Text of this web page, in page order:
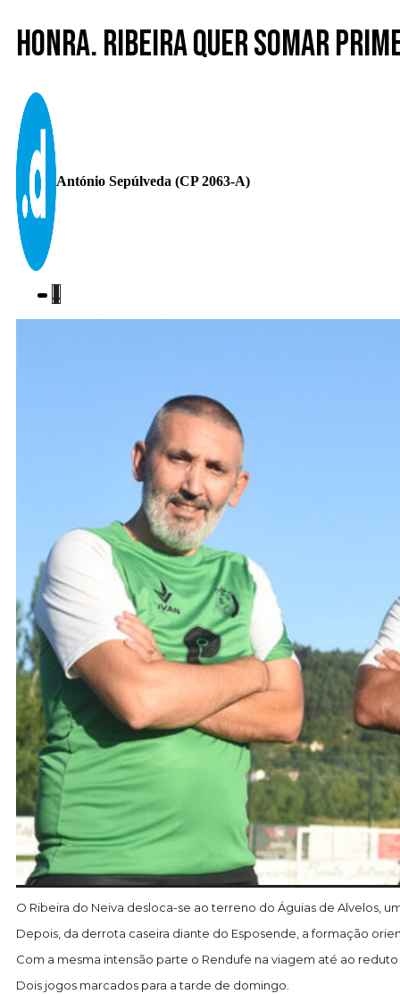
Honra. Ribeira quer somar
António Sepúlveda (CP 2063-A)
O Ribeira do Neiva desloca-se ao terreno do Águias de Alvelos,
Depois, da derrota caseira diante do Esposende, a formação
Com a mesma intensão parte o Rendufe na viagem até ao
Dois jogos marcados para a tarde de domingo.